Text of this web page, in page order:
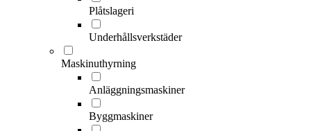
Plåtslageri
Underhållsverkstäder
Maskinuthyrning
Anläggningsmaskiner
Byggmaskiner